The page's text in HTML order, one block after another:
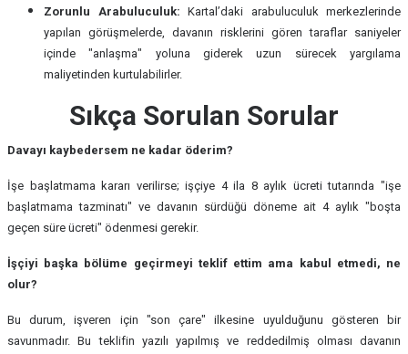
Zorunlu Arabuluculuk: Kartal’daki arabuluculuk merkezlerinde
yapılan görüşmelerde, davanın risklerini gören taraflar saniyeler
içinde "anlaşma" yoluna giderek uzun sürecek yargılama
maliyetinden kurtulabilirler.
Sıkça Sorulan Sorular
Davayı kaybedersem ne kadar öderim?
İşe başlatmama kararı verilirse; işçiye 4 ila 8 aylık ücreti tutarında "işe
başlatmama tazminatı" ve davanın sürdüğü döneme ait 4 aylık "boşta
geçen süre ücreti" ödenmesi gerekir.
İşçiyi başka bölüme geçirmeyi teklif ettim ama kabul etmedi, ne
olur?
Bu durum, işveren için "son çare" ilkesine uyulduğunu gösteren bir
savunmadır. Bu teklifin yazılı yapılmış ve reddedilmiş olması davanın